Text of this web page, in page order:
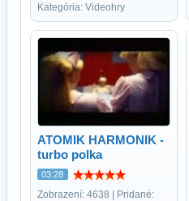
Kategória: Videohry
ATOMIK HARMONIK -
turbo polka
03:28
Zobrazení: 4638 | Pridané: